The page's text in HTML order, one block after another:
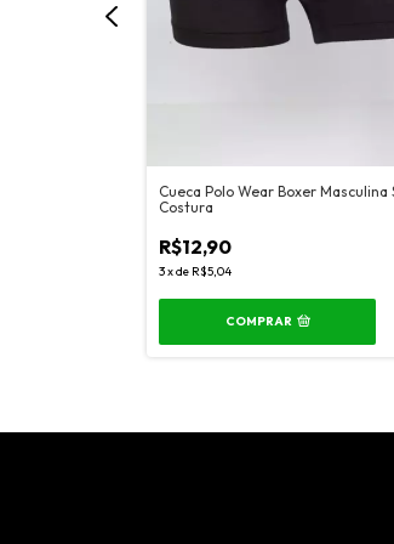
Cueca Polo Wear Boxer Masculina
Costura
R$12,90
3xde R$5,04
COMPRAR